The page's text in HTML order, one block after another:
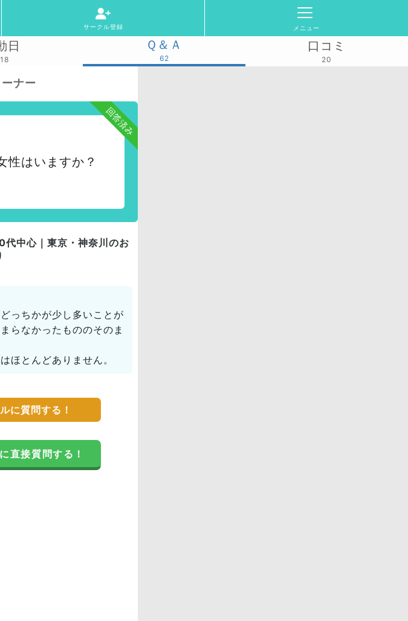
サークル登録 メニュー
日 Ｑ＆Ａ
62
口コミ
20
ナー
回答済み
性はいますか？
代中心｜東京・神奈川のお
っちかが少し多いことが
らなかったもののそのま
ほとんどありません。
に質問する！
直接質問する！